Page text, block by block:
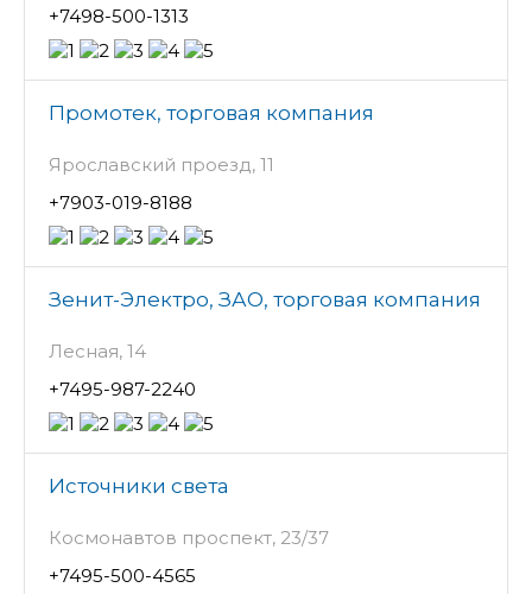
+7498-500-1313
Промотек, торговая компания
Ярославский проезд, 11
+7903-019-8188
Зенит-Электро, ЗАО, торговая компания
Лесная, 14
+7495-987-2240
Источники света
Космонавтов проспект, 23/37
+7495-500-4565